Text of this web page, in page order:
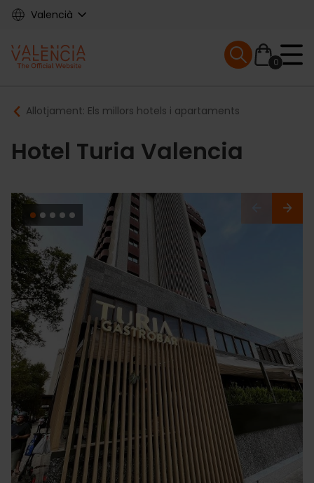
Skip
content
Valencià
Main
navigation
0
Mobile menu
Breadcrumb
Allotjament: Els millors hotels i apartaments
Hotel Turia Valencia